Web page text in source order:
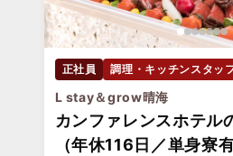
正社員 調理・キッチンスタッ
L stay＆grow晴海
カンファレンスホテル
（年休116日／単身寮有